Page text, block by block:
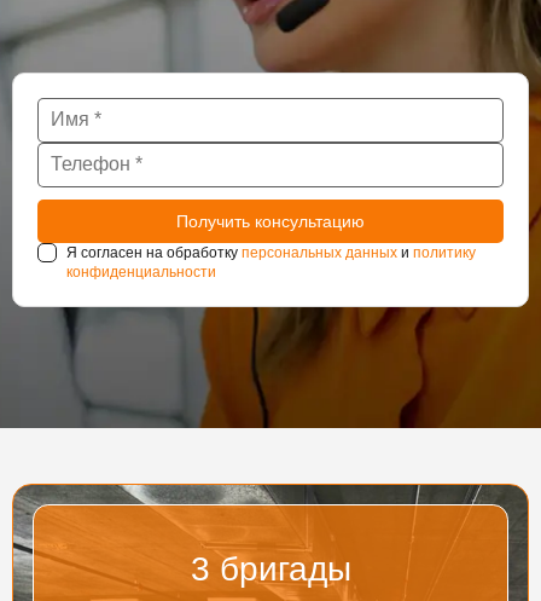
Я согласен на обработку персональных данных и политику
конфиденциальности
3 бригады